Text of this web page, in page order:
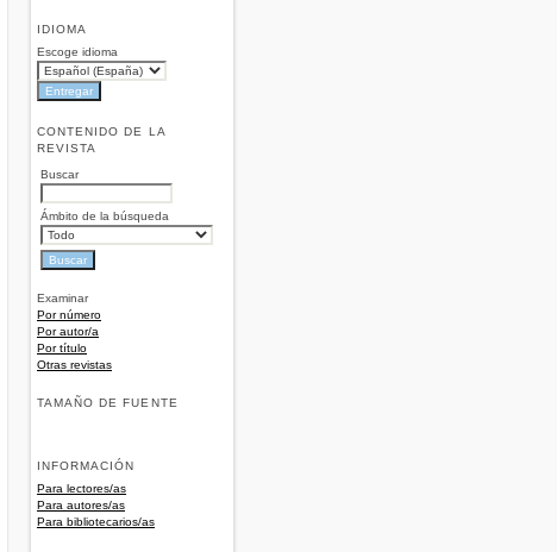
IDIOMA
Escoge idioma
CONTENIDO DE LA
REVISTA
Buscar
Ámbito de la búsqueda
Examinar
Por número
Por autor/a
Por título
Otras revistas
TAMAÑO DE FUENTE
INFORMACIÓN
Para lectores/as
Para autores/as
Para bibliotecarios/as